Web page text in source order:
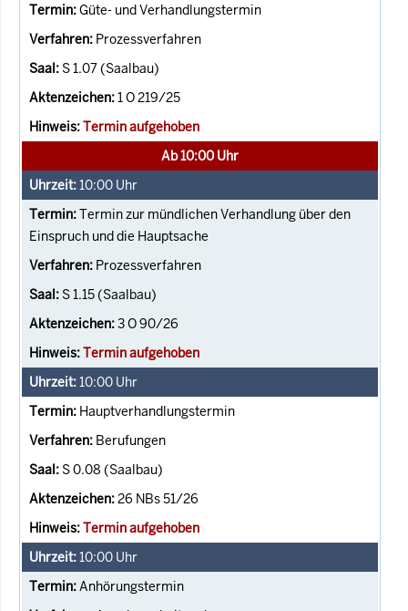
Güte- und Verhandlungstermin
Prozessverfahren
S 1.07 (Saalbau)
1 O 219/25
Termin aufgehoben
Ab 10:00 Uhr
10:00 Uhr
Termin zur mündlichen Verhandlung über den
Einspruch und die Hauptsache
Prozessverfahren
S 1.15 (Saalbau)
3 O 90/26
Termin aufgehoben
10:00 Uhr
Hauptverhandlungstermin
Berufungen
S 0.08 (Saalbau)
26 NBs 51/26
Termin aufgehoben
10:00 Uhr
Anhörungstermin